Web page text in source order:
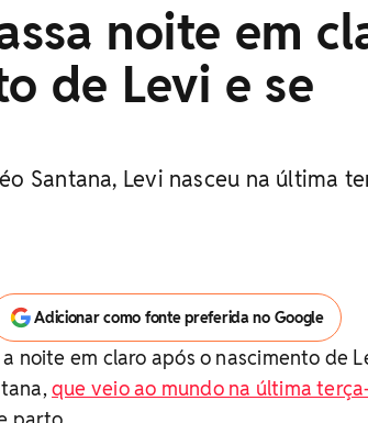
noite em
de Levi e se
Santana, Levi nasceu na última
Adicionar como fonte preferida no Google
noite em claro após o nascimento de
que veio ao mundo na última